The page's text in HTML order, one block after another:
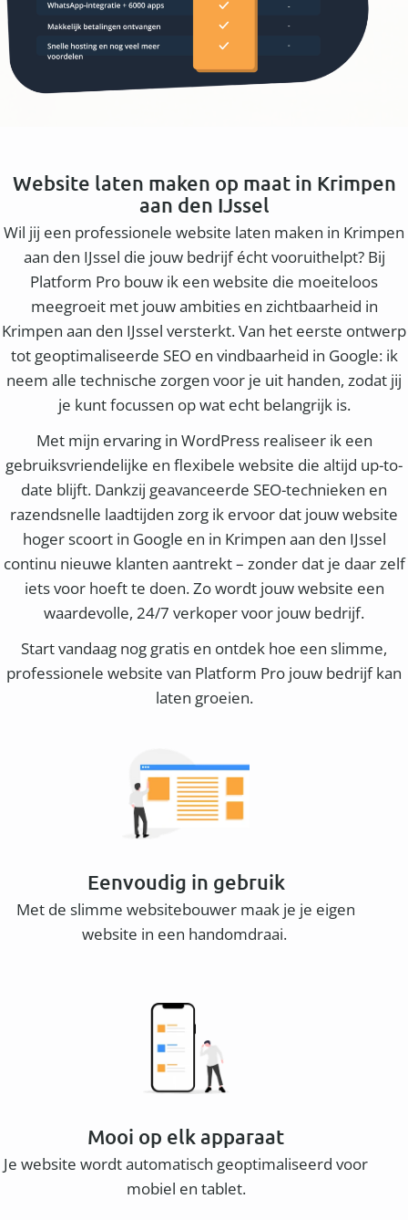
Website laten maken op maat in Krimpen
aan den IJssel
Wil jij een professionele website laten maken in Krimpen
aan den IJssel die jouw bedrijf écht vooruithelpt? Bij
Platform Pro bouw ik een website die moeiteloos
meegroeit met jouw ambities en zichtbaarheid in
Krimpen aan den IJssel versterkt. Van het eerste ontwerp
tot geoptimaliseerde SEO en vindbaarheid in Google: ik
neem alle technische zorgen voor je uit handen, zodat jij
je kunt focussen op wat echt belangrijk is.
Met mijn ervaring in WordPress realiseer ik een
gebruiksvriendelijke en flexibele website die altijd up-to-
date blijft. Dankzij geavanceerde SEO-technieken en
razendsnelle laadtijden zorg ik ervoor dat jouw website
hoger scoort in Google en in Krimpen aan den IJssel
continu nieuwe klanten aantrekt – zonder dat je daar zelf
iets voor hoeft te doen. Zo wordt jouw website een
waardevolle, 24/7 verkoper voor jouw bedrijf.
Start vandaag nog gratis en ontdek hoe een slimme,
professionele website van Platform Pro jouw bedrijf kan
laten groeien.
Eenvoudig in gebruik
Met de slimme websitebouwer maak je je eigen
website in een handomdraai.
Mooi op elk apparaat
Je website wordt automatisch geoptimaliseerd voor
mobiel en tablet.